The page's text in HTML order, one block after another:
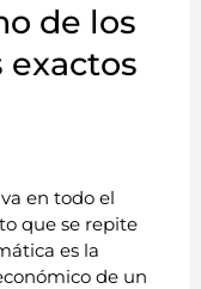
de los
en todo el
que se repite
es la
de un